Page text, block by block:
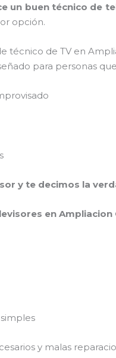
un buen técnico de
opción.
técnico de TV en
para personas
y te decimos la
en Ampliacion
y malas